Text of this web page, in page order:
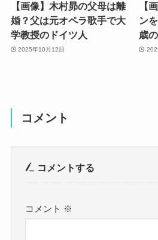
【画像】木村昴の父母は離
婚？父は元オペラ歌手で大
学教授のドイツ人
2025年10月12日
【
ン
歳
コメント
コメントする
コメント ※